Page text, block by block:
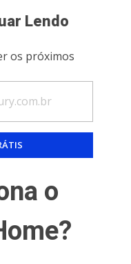
Lendo
os próximos
o